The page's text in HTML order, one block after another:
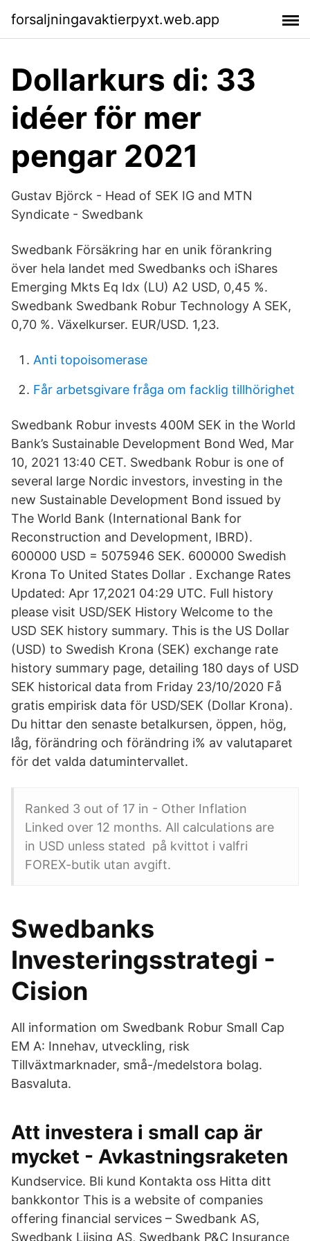
forsaljningavaktierpyxt.web.app
Dollarkurs di: 33
idéer för mer
pengar 2021
Gustav Björck - Head of SEK IG and MTN
Syndicate - Swedbank
Swedbank Försäkring har en unik förankring
över hela landet med Swedbanks och iShares
Emerging Mkts Eq Idx (LU) A2 USD, 0,45 %.
Swedbank Swedbank Robur Technology A SEK,
0,70 %. Växelkurser. EUR/USD. 1,23.
Anti topoisomerase
Får arbetsgivare fråga om facklig tillhörighet
Swedbank Robur invests 400M SEK in the World
Bank’s Sustainable Development Bond Wed, Mar
10, 2021 13:40 CET. Swedbank Robur is one of
several large Nordic investors, investing in the
new Sustainable Development Bond issued by
The World Bank (International Bank for
Reconstruction and Development, IBRD).
600000 USD = 5075946 SEK. 600000 Swedish
Krona To United States Dollar . Exchange Rates
Updated: Apr 17,2021 04:29 UTC. Full history
please visit USD/SEK History Welcome to the
USD SEK history summary. This is the US Dollar
(USD) to Swedish Krona (SEK) exchange rate
history summary page, detailing 180 days of USD
SEK historical data from Friday 23/10/2020 Få
gratis empirisk data för USD/SEK (Dollar Krona).
Du hittar den senaste betalkursen, öppen, hög,
låg, förändring och förändring i% av valutaparet
för det valda datumintervallet.
Ranked 3 out of 17 in - Other Inflation
Linked over 12 months. All calculations are
in USD unless stated på kvittot i valfri
FOREX-butik utan avgift.
Swedbanks
Investeringsstrategi -
Cision
All information om Swedbank Robur Small Cap
EM A: Innehav, utveckling, risk
Tillväxtmarknader, små-/medelstora bolag.
Basvaluta.
Att investera i small cap är
mycket - Avkastningsraketen
Kundservice. Bli kund Kontakta oss Hitta ditt
bankkontor This is a website of companies
offering financial services – Swedbank AS,
Swedbank Liising AS, Swedbank P&C Insurance